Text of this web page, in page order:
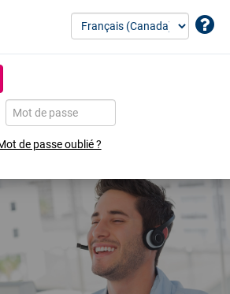
de passe oublié ?